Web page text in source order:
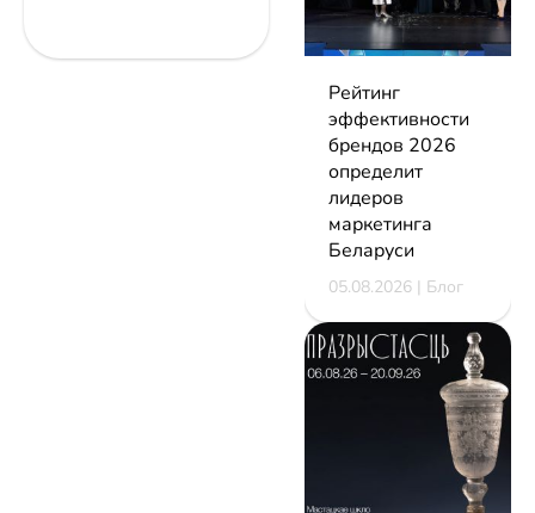
Рейтинг
эффективности
брендов 2026
определит
лидеров
маркетинга
Беларуси
05.08.2026 | Блог